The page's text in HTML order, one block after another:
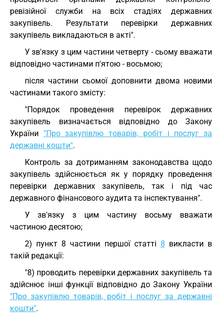
ревізійної служби на всіх стадіях державних
закупівель. Результати перевірки державних
закупівель викладаються в акті".
У зв'язку з цим частини четверту - сьому вважати
відповідно частинами п'ятою - восьмою;
після частини сьомої доповнити двома новими
частинами такого змісту:
"Порядок проведення перевірок державних
закупівель визначається відповідно до Закону
України "Про закупівлю товарів, робіт і послуг за
державні кошти".
Контроль за дотриманням законодавства щодо
закупівель здійснюється як у порядку проведення
перевірки державних закупівель, так і під час
державного фінансового аудита та інспектування".
У зв'язку з цим частину восьму вважати
частиною десятою;
2) пункт 8 частини першої статті 8 викласти в
такій редакції:
"8) проводить перевірки державних закупівель та
здійснює інші функції відповідно до Закону України
"Про закупівлю товарів, робіт і послуг за державні
кошти".